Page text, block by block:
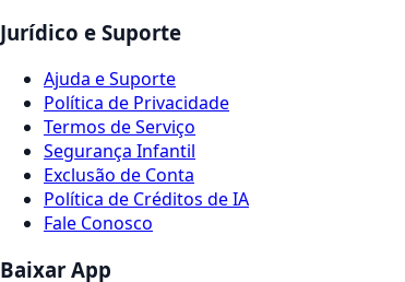
Jurídico e Suporte
Ajuda e Suporte
Política de Privacidade
Termos de Serviço
Segurança Infantil
Exclusão de Conta
Política de Créditos de IA
Fale Conosco
Baixar App